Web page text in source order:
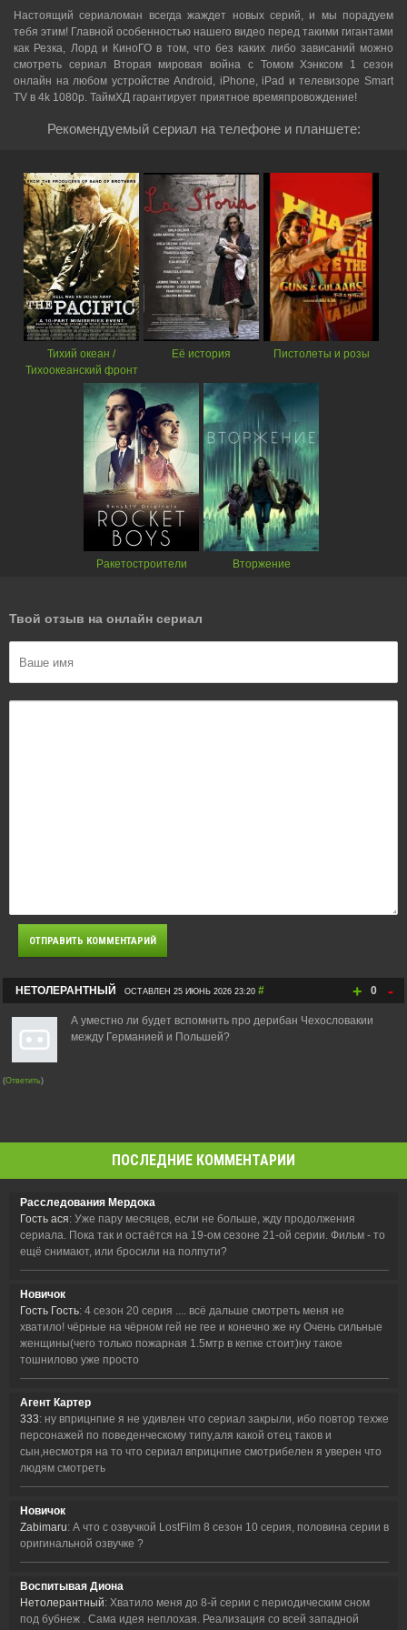
Настоящий сериаломан всегда жаждет новых серий, и мы порадуем
тебя этим! Главной особенностью нашего видео перед такими гигантами
как Резка, Лорд и КиноГО в том, что без каких либо зависаний можно
смотреть cериал Вторая мировая война с Томом Хэнксом 1 сезон
онлайн на любом устройстве Android, iPhone, iPad и телевизоре Smart
TV в 4k 1080p. ТаймХД гарантирует приятное времяпровождение!
Рекомендуемый сериал на телефоне и планшете:
Тихий океан /
Тихоокеанский фронт
Её история Пистолеты и розы
Ракетостроители Вторжение
Твой отзыв на онлайн сериал
+ 0 -
НЕТОЛЕРАНТНЫЙ ОСТАВЛЕН 25 ИЮНЬ 2026 23:20 #
А уместно ли будет вспомнить про дерибан Чехословакии
между Германией и Польшей?
(Ответить)
ПОСЛЕДНИЕ КОММЕНТАРИИ
Расследования Мердока
Гость ася: Уже пару месяцев, если не больше, жду продолжения
сериала. Пока так и остаётся на 19-ом сезоне 21-ой серии. Фильм - то
ещё снимают, или бросили на полпути?
Новичок
Гость Гость: 4 сезон 20 серия .... всё дальше смотреть меня не
хватило! чёрные на чёрном гей не гее и конечно же ну Очень сильные
женщины(чего только пожарная 1.5мтр в кепке стоит)ну такое
тошнилово уже просто
Агент Картер
333: ну вприцнпие я не удивлен что сериал закрыли, ибо повтор техже
персонажей по поведенческому типу,аля какой отец таков и
сын,несмотря на то что сериал вприцнпие смотрибелен я уверен что
людям смотреть
Новичок
Zabimaru: А что с озвучкой LostFilm 8 сезон 10 серия, половина серии в
оригинальной озвучке ?
Воспитывая Диона
Нетолерантный: Хватило меня до 8-й серии с периодическим сном
под бубнеж . Сама идея неплохая. Реализация со всей западной